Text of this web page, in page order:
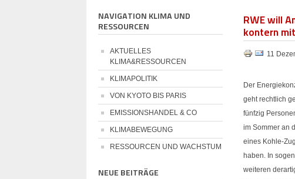
NAVIGATION KLIMA UND
RESSOURCEN
AKTUELLES
KLIMA&RESSOURCEN
KLIMAPOLITIK
VON KYOTO BIS PARIS
EMISSIONSHANDEL & CO
KLIMABEWEGUNG
RESSOURCEN UND WACHSTUM
NEUE BEITRÄGE
RWE will
kontern
11
Der
geht rechtlich
fünfzig
im Sommer an
eines Kohle-
haben. In
weiteren